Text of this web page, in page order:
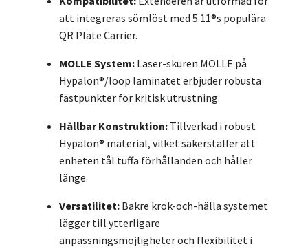
att integreras sömlöst med 5.11®s populära
QR Plate Carrier.
MOLLE System: Laser-skuren MOLLE på
Hypalon®/loop laminatet erbjuder robusta
fästpunkter för kritisk utrustning.
Hållbar Konstruktion: Tillverkad i robust
Hypalon® material, vilket säkerställer att
enheten tål tuffa förhållanden och håller
länge.
Versatilitet: Bakre krok-och-hälla systemet
lägger till ytterligare
anpassningsmöjligheter och flexibilitet i